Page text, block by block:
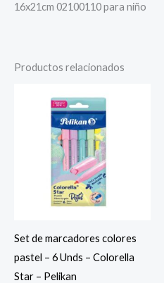
16x21cm 02100110 para niño
Productos relacionados
Set de marcadores colores
pastel – 6 Unds – Colorella
Star – Pelikan